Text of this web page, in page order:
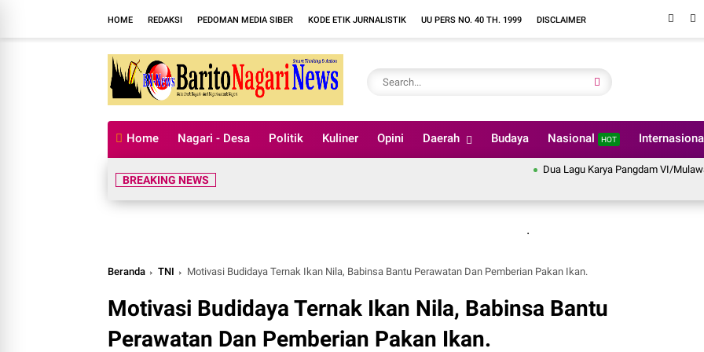
HOME REDAKSI PEDOMAN MEDIA SIBER KODE ETIK JURNALISTIK UU PERS NO. 40 TH. 1999 DISCLAIMER
Home Nagari - Desa Politik Kuliner Opini Daerah Budaya Nasional HOT
BREAKING NEWS
Dua Lagu Karya Pangdam VI/
.
Beranda TNI Motivasi Budidaya Ternak Ikan Nila, Babinsa Bantu Perawatan Dan Pemberian Pakan Ikan.
Motivasi Budidaya Ternak Ikan Nila, Babinsa Bantu
Perawatan Dan Pemberian Pakan Ikan.